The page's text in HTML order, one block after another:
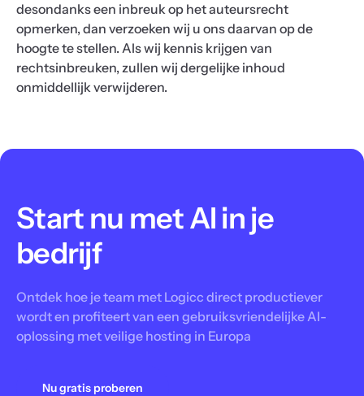
desondanks een inbreuk op het auteursrecht
opmerken, dan verzoeken wij u ons daarvan op de
hoogte te stellen. Als wij kennis krijgen van
rechtsinbreuken, zullen wij dergelijke inhoud
onmiddellijk verwijderen.
Start nu met AI in je
bedrijf
Ontdek hoe je team met Logicc direct productiever
wordt en profiteert van een gebruiksvriendelijke AI-
oplossing met veilige hosting in Europa
Nu gratis proberen